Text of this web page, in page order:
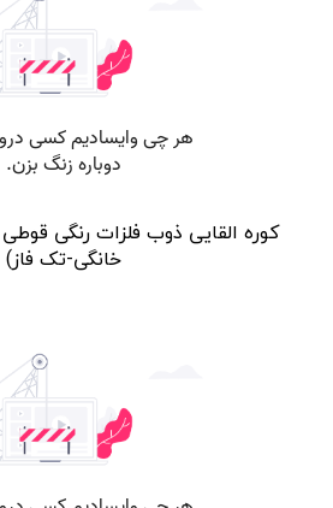
کوره القایی ذوب فلزات رنگی
خانگی-تک فاز)